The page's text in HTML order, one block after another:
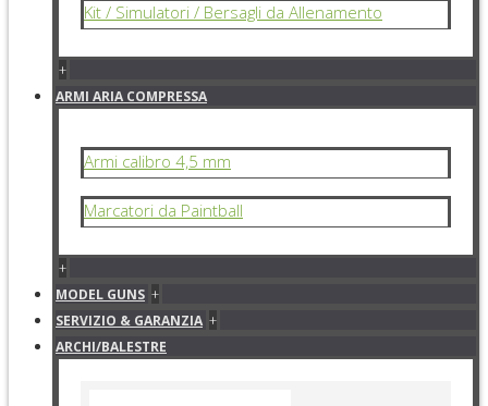
Kit / Simulatori / Bersagli da Allenamento
+
ARMI ARIA COMPRESSA
Armi calibro 4,5 mm
Marcatori da Paintball
+
MODEL GUNS +
SERVIZIO & GARANZIA +
ARCHI/BALESTRE